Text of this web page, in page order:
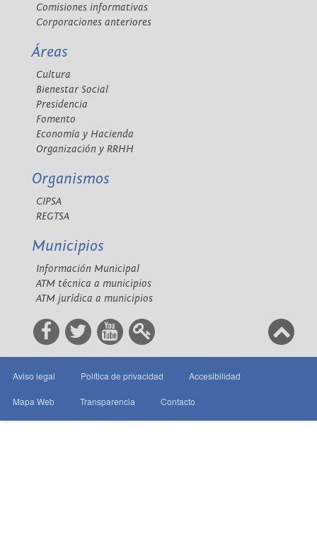
Comisiones informativas
Corporaciones anteriores
Áreas
Cultura
Bienestar Social
Presidencia
Fomento
Economía y Hacienda
Organización y RRHH
Organismos
CIPSA
REGTSA
Municipios
Información Municipal
ATM técnica a municipios
ATM jurídica a municipios
Aviso legal Política de privacidad Accesibilidad
Mapa Web Transparencia Contacto